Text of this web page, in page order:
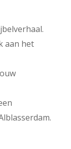
aan het